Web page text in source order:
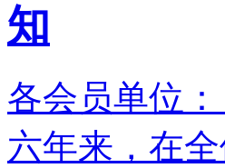
知
各会员单位
六年来，在